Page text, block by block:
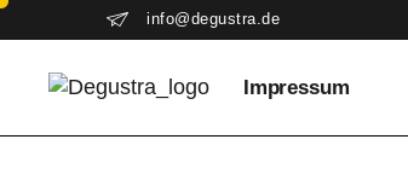
info@degustra.de
Impressum